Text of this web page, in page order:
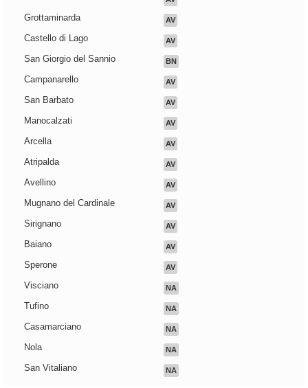
Grottaminarda AV
Castello di Lago AV
San Giorgio del Sannio BN
Campanarello AV
San Barbato AV
Manocalzati AV
Arcella AV
Atripalda AV
Avellino AV
Mugnano del Cardinale AV
Sirignano AV
Baiano AV
Sperone AV
Visciano NA
Tufino NA
Casamarciano NA
Nola NA
San Vitaliano NA